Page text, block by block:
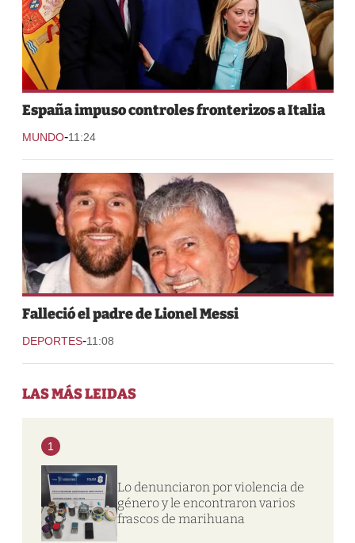
España impuso controles fronterizos a Italia
MUNDO-11:24
Falleció el padre de Lionel Messi
DEPORTES-11:08
LAS MÁS LEIDAS
1
Lo denunciaron por violencia de
género y le encontraron varios
frascos de marihuana